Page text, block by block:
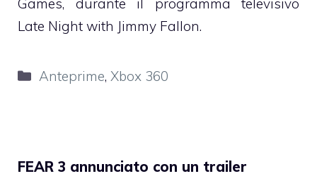
Late Night with Jimmy Fallon.
Categorie
Anteprime, Xbox 360
FEAR 3 annunciato con un trailer